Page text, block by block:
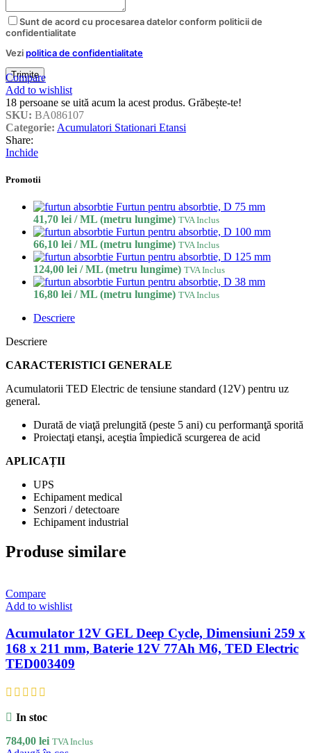
Contact
Email*
Sunt de acord cu procesarea datelor conform politicii de
confidentialitate
Vezipolitica de confidentialitate
Trimite
Compare
Add to wishlist
18 persoane se uită acum la acest produs. Grăbește-te!
SKU: BA086107
Categorie: Acumulatori Stationari Etansi
Share:
Inchide
Promotii
Furtun pentru absorbtie, D 75 mm
41,70 lei / ML (metru lungime) TVA Inclus
Furtun pentru absorbtie, D 100 mm
66,10 lei / ML (metru lungime) TVA Inclus
Furtun pentru absorbtie, D 125 mm
124,00 lei / ML (metru lungime) TVA Inclus
Furtun pentru absorbtie, D 38 mm
16,80 lei / ML (metru lungime) TVA Inclus
Descriere
Descriere
CARACTERISTICI GENERALE
Acumulatorii TED Electric de tensiune standard (12V) pentru uz
general.
Durată de viaţă prelungită (peste 5 ani) cu performanţă sporită
Proiectaţi etanşi, aceştia împiedică scurgerea de acid
APLICAȚII
UPS
Echipament medical
Senzori / detectoare
Echipament industrial
Produse similare
Compare
Add to wishlist
Acumulator 12V GEL Deep Cycle, Dimensiuni 259 x
168 x 211 mm, Baterie 12V 77Ah M6, TED Electric
TED003409
In stoc
784,00 lei TVA Inclus